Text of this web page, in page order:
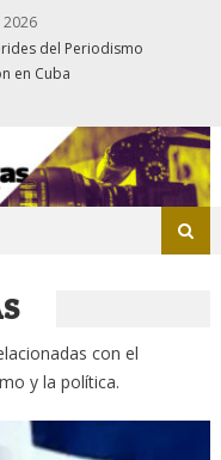
del Periodismo
en Cuba
con el
y la política.